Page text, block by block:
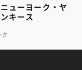
ニューヨーク・ヤ
ンキース